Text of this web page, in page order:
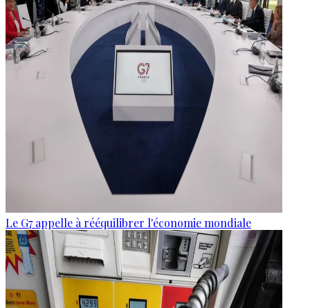
Le G7 appelle à rééquilibrer l'économie mondiale